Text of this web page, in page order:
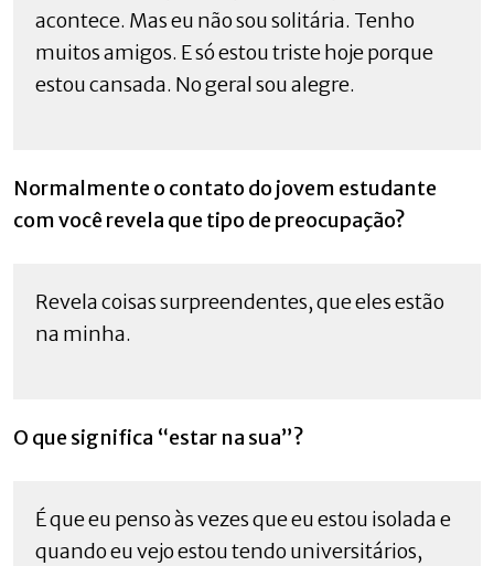
acontece. Mas eu não sou solitária. Tenho
muitos amigos. E só estou triste hoje porque
estou cansada. No geral sou alegre.
Normalmente o contato do jovem estudante
com você revela que tipo de preocupação?
Revela coisas surpreendentes, que eles estão
na minha.
O que significa “estar na sua”?
É que eu penso às vezes que eu estou isolada e
quando eu vejo estou tendo universitários,